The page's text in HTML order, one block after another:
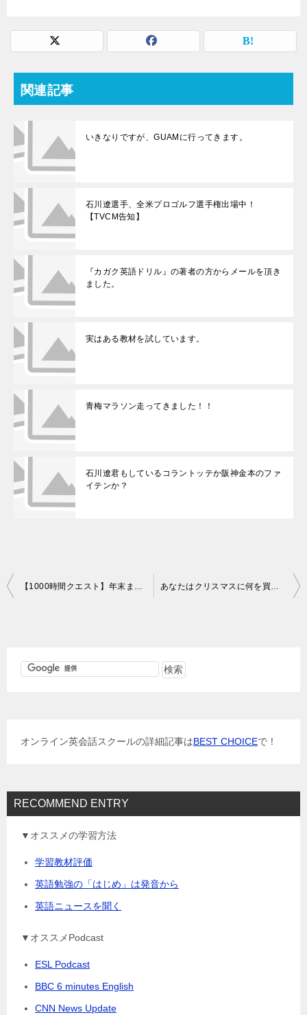
関連記事
いきなりですが、GUAMに行ってきます。
石川遼選手、全米プロゴルフ選手権出場中！
【TVCM告知】
『カガク英語ドリル』の著者の方からメールを頂き
ました。
実はある教材を試しています。
青梅マラソン走ってきました！！
石川遼君もしているコラントッテか阪神金本のファ
イテンか？
投
オンライン英会話スクールの詳細記事はBEST CHOICEで！
RECOMMEND ENTRY
▼オススメの学習方法
学習教材評価
英語勉強の「はじめ」は発音から
英語ニュースを聞く
▼オススメPodcast
ESL Podcast
BBC 6 minutes English
CNN News Update